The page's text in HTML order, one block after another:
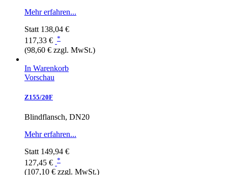
Mehr erfahren...
Statt 138,04 €
117,33 € *
(98,60 € zzgl. MwSt.)
In Warenkorb
Vorschau
Z155/20F
Blindflansch, DN20
Mehr erfahren...
Statt 149,94 €
127,45 € *
(107,10 € zzgl. MwSt.)